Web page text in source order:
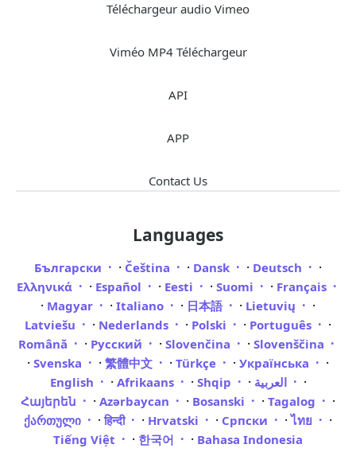
Téléchargeur audio Vimeo
Viméo MP4 Téléchargeur
API
APP
Contact Us
Languages
Български · Čeština · Dansk · Deutsch ·
Ελληνικά · Español · Eesti · Suomi · Français
· Magyar · Italiano · 日本語 · Lietuvių ·
Latviešu · Nederlands · Polski · Português ·
Română · Русский · Slovenčina · Slovenščina
· Svenska · 繁體中文 · Türkçe · Українська ·
English · Afrikaans · Shqip · العربية ·
Հայերեն · Azərbaycan · Bosanski · Tagalog ·
ქართული · हिन्दी · Hrvatski · Српски ·ไทย ·
Tiếng Việt · 한국어 · Bahasa Indonesia